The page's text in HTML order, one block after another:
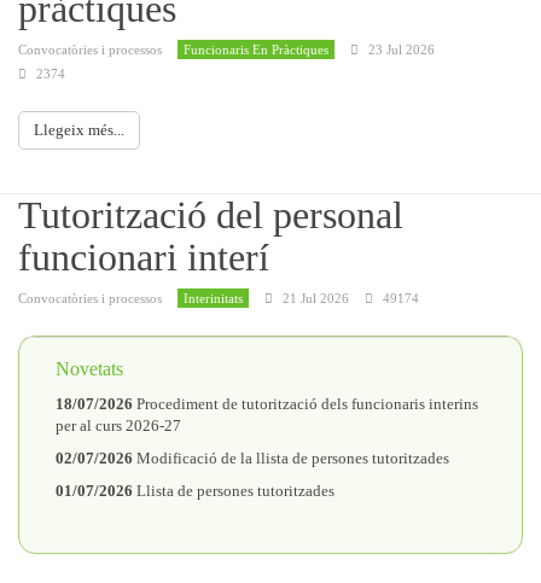
Convocatòries i processos Funcionaris En Pràctiques
23 Jul 2026
2374
Llegeix més...
Tutorització del personal
funcionari interí
Convocatòries i processos Interinitats 21 Jul 2026 49174
Novetats
18/07/2026 Procediment de tutorització dels funcionaris interins
per al curs 2026-27
02/07/2026 Modificació de la llista de persones tutoritzades
01/07/2026 Llista de persones tutoritzades